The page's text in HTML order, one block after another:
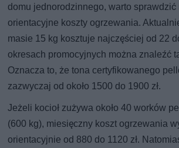
domu jednorodzinnego, warto
orientacyjne koszty ogrzewania.
masie 15 kg kosztuje najczęściej od 22
okresach promocyjnych można znaleźć
Oznacza to, że tona certyfikowanego
zazwyczaj od około 1500 do 1900 zł.
Jeżeli kocioł zużywa około 40 worków
(600 kg), miesięczny koszt ogrzewania
orientacyjnie od 880 do 1120 zł.